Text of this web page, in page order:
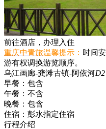
前往酒店，办理入住
重庆中青旅温馨提示： 时间
游有权调换游览顺序。
乌江画廊-龚滩古镇-阿依河D2
早餐： 包含
午餐： 不含
晚餐： 包含
住宿： 彭水指定住宿
行程介绍